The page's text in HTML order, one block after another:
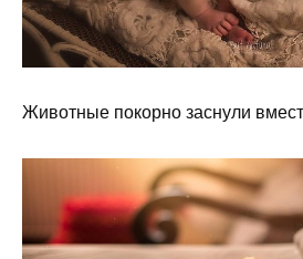
Животные покорно заснули